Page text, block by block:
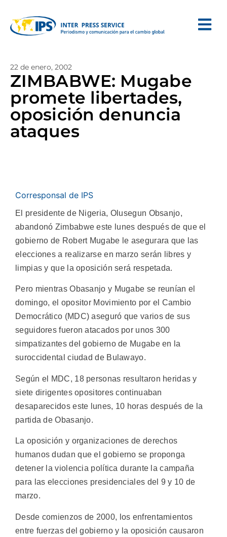
22 de enero, 2002
ZIMBABWE: Mugabe
promete libertades,
oposición denuncia
ataques
Corresponsal de IPS
El presidente de Nigeria, Olusegun Obsanjo,
abandonó Zimbabwe este lunes después de que el
gobierno de Robert Mugabe le asegurara que las
elecciones a realizarse en marzo serán libres y
limpias y que la oposición será respetada.
Pero mientras Obasanjo y Mugabe se reunían el
domingo, el opositor Movimiento por el Cambio
Democrático (MDC) aseguró que varios de sus
seguidores fueron atacados por unos 300
simpatizantes del gobierno de Mugabe en la
suroccidental ciudad de Bulawayo.
Según el MDC, 18 personas resultaron heridas y
siete dirigentes opositores continuaban
desaparecidos este lunes, 10 horas después de la
partida de Obasanjo.
La oposición y organizaciones de derechos
humanos dudan que el gobierno se proponga
detener la violencia política durante la campaña
para las elecciones presidenciales del 9 y 10 de
marzo.
Desde comienzos de 2000, los enfrentamientos
entre fuerzas del gobierno y la oposición causaron